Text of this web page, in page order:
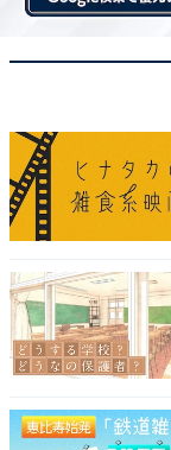
しめるキッズサ
まとめ買いもお
※画像はイメー
※店舗によって
次ページ